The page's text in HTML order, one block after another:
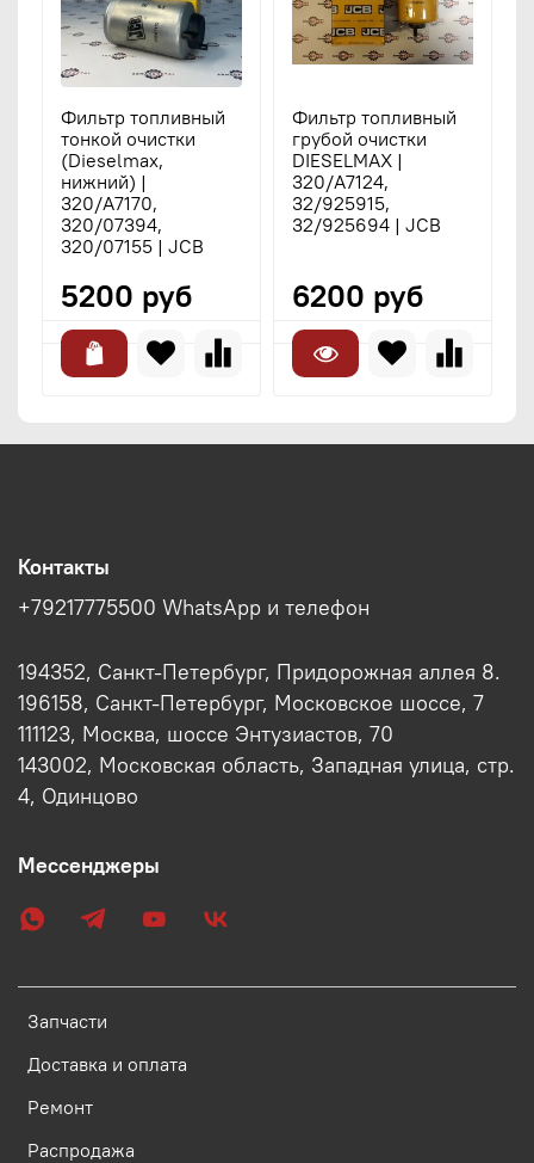
Фильтр топливный
тонкой очистки
(Dieselmax,
нижний) |
320/A7170,
320/07394,
320/07155 | JCB
5200 руб
Фильтр топливный
грубой очистки
DIESELMAX |
320/A7124,
32/925915,
32/925694 | JCB
6200 руб
Запчасти
Доставка и оплата
Ремонт
Распродажа
Контакты
+79217775500 WhatsApp и телефон
194352, Санкт-Петербург, Придорожная аллея 8.
196158, Санкт-Петербург, Московское шоссе, 7
111123, Москва, шоссе Энтузиастов, 70
143002, Московская область, Западная улица, стр.
4, Одинцово
Мессенджеры